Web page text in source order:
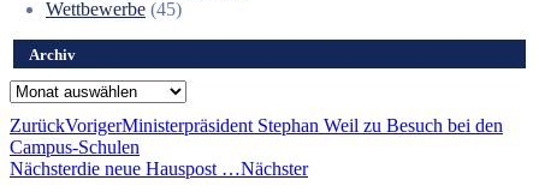
Wettbewerbe (45)
Archiv
Archiv
ZurückVorigerMinisterpräsident Stephan Weil zu Besuch bei den
Campus-Schulen
Nächsterdie neue Hauspost …Nächster